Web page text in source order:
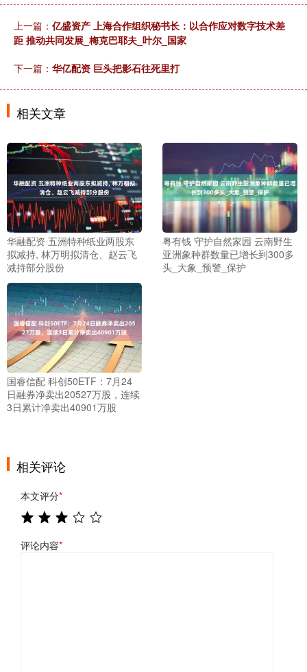
上一篇： 亿盛资产 上海合作组织秘书长：以合作应对数字技术差
距 推动共同发展_梅克巴耶夫_叶尔_国家
下一篇： 华亿配资 巨头把影石往死里打
相关文章
华融配资 五洲特种纸业两股东
拟减持, 林万明拟清仓、赵云飞
减持部分股份
粤有钱 守护自然家园 云南野生
亚洲象种群数量已增长到300多
头_大象_预警_保护
国睿信配 科创50ETF：7月24
日融券净卖出20527万股，连续
3日累计净卖出40901万股
相关评论
本文评分*
评论内容*